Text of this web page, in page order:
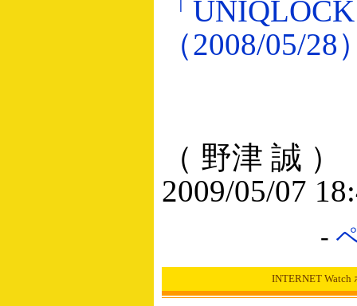
「
（2008/05/28
（ 野津 誠 ）
2009/05/07
-
INTERNET Watch